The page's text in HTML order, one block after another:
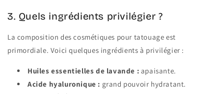
3. Quels ingrédients privilégier ?
La composition des cosmétiques pour tatouage est
primordiale. Voici quelques ingrédients à privilégier :
Huiles essentielles de lavande : apaisante.
Acide hyaluronique : grand pouvoir hydratant.